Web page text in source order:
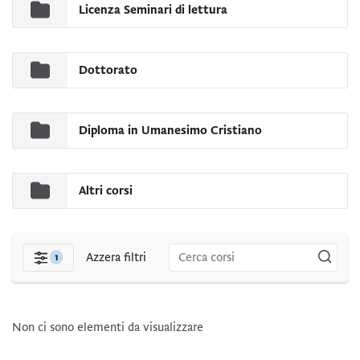
Licenza Seminari di lettura
Dottorato
Diploma in Umanesimo Cristiano
Altri corsi
Filtri
1 Azzera filtri
Non ci sono elementi da visualizzare